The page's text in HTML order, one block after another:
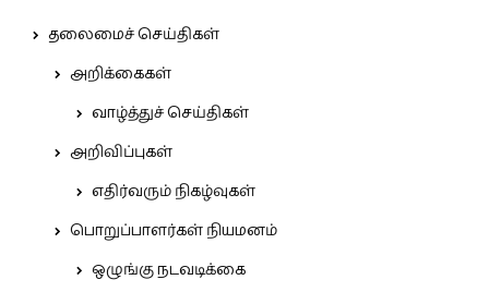
தலைமைச் செய்திகள்
அறிக்கைகள்
வாழ்த்துச் செய்திகள்
அறிவிப்புகள்
எதிர்வரும் நிகழ்வுகள்
பொறுப்பாளர்கள் நியமனம்
ஒழுங்கு நடவடிக்கை